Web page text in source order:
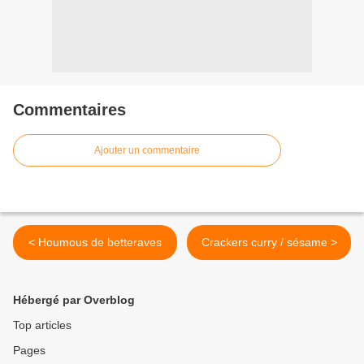
Commentaires
Ajouter un commentaire
< Houmous de betteraves Crackers curry / sésame >
Hébergé par Overblog
Top articles
Pages